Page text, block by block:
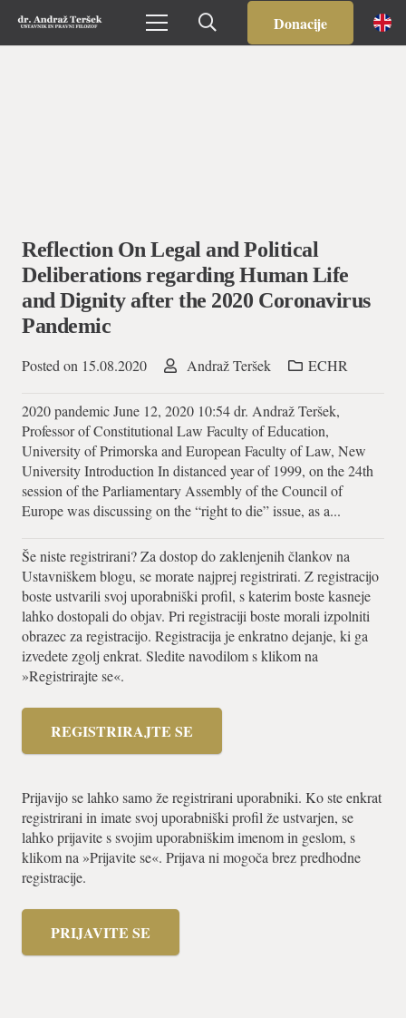
Donacije
Reflection On Legal and Political
Deliberations regarding Human Life
and Dignity after the 2020 Coronavirus
Pandemic
Posted on 15.08.2020 Andraž Teršek ECHR
2020 pandemic June 12, 2020 10:54 dr. Andraž Teršek,
Professor of Constitutional Law Faculty of Education,
University of Primorska and European Faculty of Law, New
University Introduction In distanced year of 1999, on the 24th
session of the Parliamentary Assembly of the Council of
Europe was discussing on the “right to die” issue, as a...
Še niste registrirani? Za dostop do zaklenjenih člankov na
Ustavniškem blogu, se morate najprej registrirati. Z registracijo
boste ustvarili svoj uporabniški profil, s katerim boste kasneje
lahko dostopali do objav. Pri registraciji boste morali izpolniti
obrazec za registracijo. Registracija je enkratno dejanje, ki ga
izvedete zgolj enkrat. Sledite navodilom s klikom na
»Registrirajte se«.
REGISTRIRAJTE SE
Prijavijo se lahko samo že registrirani uporabniki. Ko ste enkrat
registrirani in imate svoj uporabniški profil že ustvarjen, se
lahko prijavite s svojim uporabniškim imenom in geslom, s
klikom na »Prijavite se«. Prijava ni mogoča brez predhodne
registracije.
PRIJAVITE SE